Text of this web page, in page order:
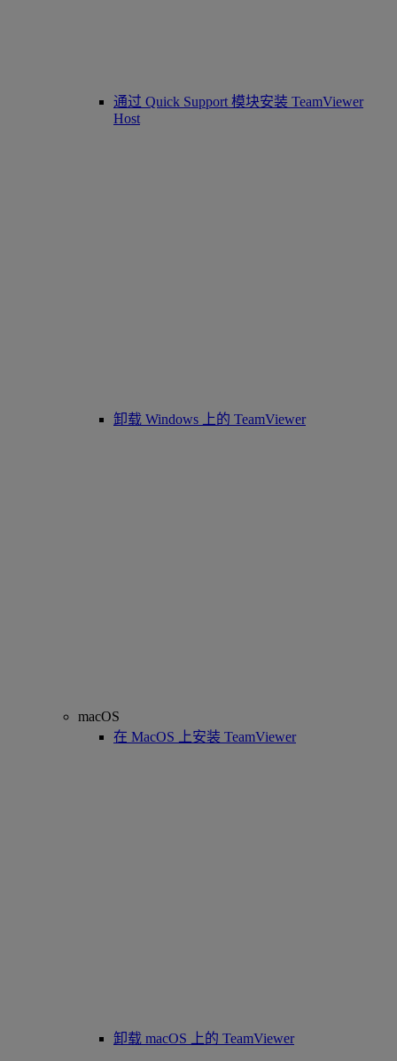
通过 Quick Support 模块安装 TeamViewer
Host
卸载 Windows 上的 TeamViewer
macOS
在 MacOS 上安装 TeamViewer
卸载 macOS 上的 TeamViewer